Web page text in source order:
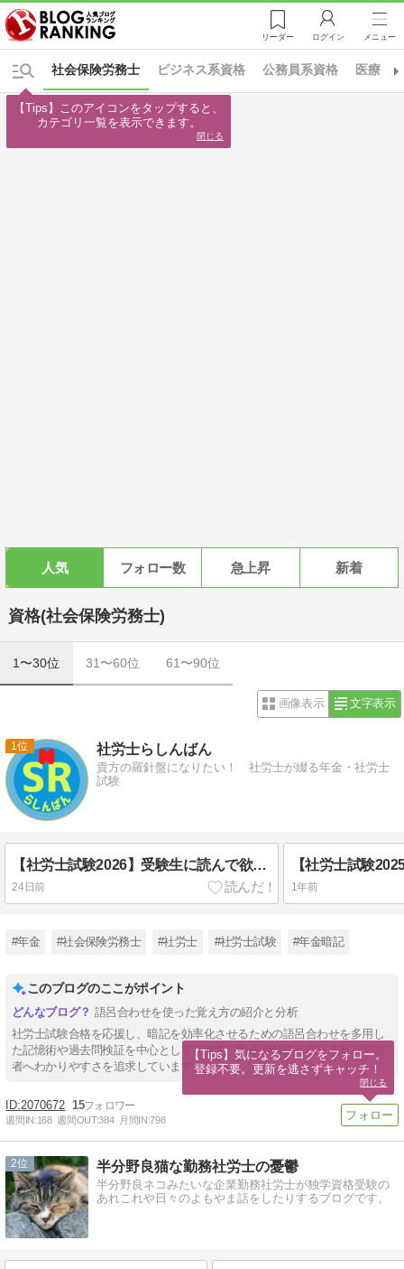
リーダー ログイン メニュー
ビジネス系資格 公務員系資格 医療・
社会保険労務士
人気 フォロー数 急上昇 新着
資格(社会保険労務士)
1〜30位 31〜60位 61〜90位
画像表示 文字表示
1 社労士らしんばん
貴方の羅針盤になりたい！ 社労士が綴る年金・社労士
試験
【社労士試験2026】受験生に読んで欲しいこと（解答分布編）
24日前 1年前
#年金 #社会保険労務士 #社労士 #社労士試験 #年金暗記
このブログのここがポイント
語呂合わせを使った覚え方の紹介と分析
社労士試験合格を応援し、暗記を効率化させるための語呂合わせを多用し
た記憶術や過去問検証を中心としています。動画や解説も取り入れ、学習
者へわかりやすさを追求しています。
2070672 15
週間IN:168 週間OUT:384 月間IN:798
2 半分野良猫な勤務社労士の憂鬱
半分野良ネコみたいな企業勤務社労士が独学資格受験の
あれこれや日々のよもやま話をしたりするブログです。
【Tips】このアイコンをタップすると、
カテゴリ一覧を表示できます。
閉じる
【Tips】気になるブログをフォロー。
登録不要。更新を逃さずキャッチ！
閉じる